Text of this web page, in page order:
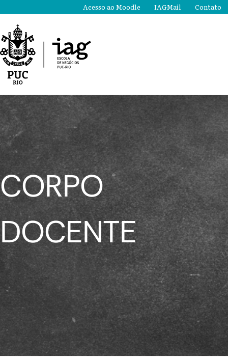
o
conteúdo
Acesso ao Moodle IAGMail Contato
CORPO
DOCENTE